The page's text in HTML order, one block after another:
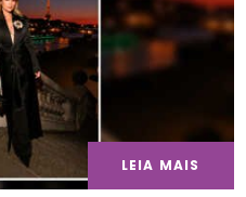
LEIA MAIS